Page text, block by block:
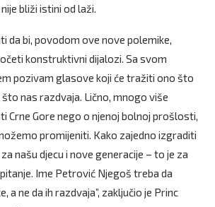
bliži istini od laži.
da bi, povodom ove nove polemike,
konstruktivni dijalozi. Sa svom
pozivam glasove koji će tražiti ono što
što nas razdvaja. Lično, mnogo više
Crne Gore nego o njenoj bolnoj prošlosti,
promijeniti. Kako zajedno izgraditi
našu djecu i nove generacije – to je za
Ime Petrović Njegoš treba da
a ne da ih razdvaja”, zaključio je Princ